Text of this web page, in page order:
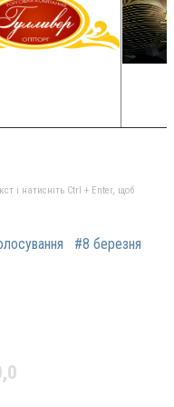
і натисніть Ctrl + Enter, щоб
#8 березня